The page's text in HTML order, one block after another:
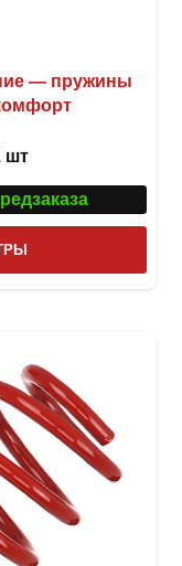
— пружины
шт
товар